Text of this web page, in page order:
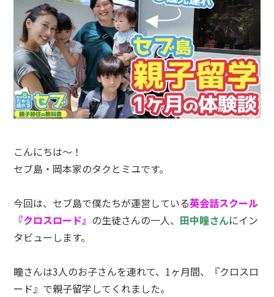
こんにちは～！
セブ島・岡本家のタクとミユです。
今回は、セブ島で僕たちが運営している英会話スクール
『クロスロード』 の生徒さんの一人、 田中瞳さんにイン
タビューします。
瞳さんは3人のお子さんを連れて、1ヶ月間、『クロスロ
ード』で親子留学してくれました。